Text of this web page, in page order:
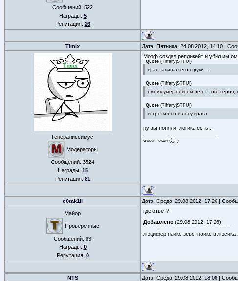
Сообщений: 522
Награды: 5
Репутация: 26
Timix Дата: Пятница, 24.08.2012, 14:10 |
Генералиссимус
Модераторы
Сообщений: 3524
Награды: 15
Репутация: 81
Морф создал репликейт и убил им
Quote (Tiffany|STFU| )
враг запинал его с руки...
Quote (Tiffany|STFU| )
омник умер совсем не от того героя,
Quote (Tiffany|STFU| )
встретил он в лесу врага
ну вы поняли, логика есть...
Gosu - окей (.́_.̀ )
d0tak1ll Дата: Среда, 29.08.2012, 17:26 |
Майор
Проверенные
Сообщений: 83
Награды: 0
Репутация: 0
где ответ?
Добавлено (29.08.2012, 17:26)
---------------------------------------------
люцифер наикс зевс. наикс в люсика
NTS Дата: Среда, 29.08.2012, 18:06 |